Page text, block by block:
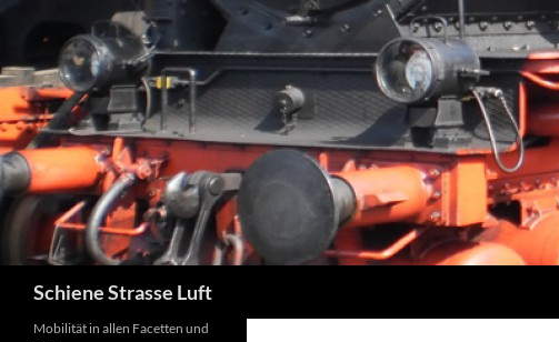
Zum
Inhalt
springen
Schiene Strasse Luft
Mobilität in allen Facetten und